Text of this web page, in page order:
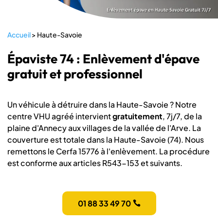
Accueil> Haute-Savoie
Épaviste 74 : Enlèvement d'épave
gratuit et professionnel
Un véhicule à détruire dans la Haute-Savoie ? Notre
centre VHU agréé intervientgratuitement, 7j/7, de la
plaine d'Annecy aux villages de la vallée de l'Arve. La
couverture est totale dans la Haute-Savoie (74). Nous
remettons le Cerfa 15776 à l'enlèvement. La procédure
est conforme aux articles R543-153 et suivants.
01 88 33 49 70